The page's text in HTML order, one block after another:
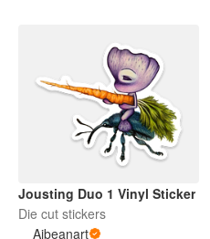
Jousting Duo 1 Vinyl Sticker
Die cut stickers
Ajbeanart